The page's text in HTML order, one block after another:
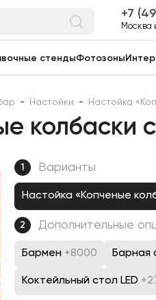
7
Москва
стендыФотозоны
- Настойки - Настойка
колбаски
1 Варианты
Настойка «Копченые
2 Дополнительные
Бармен +8000 Барная
Коктейльный стол LED